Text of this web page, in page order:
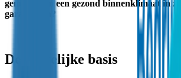
gemaakt om een gezond binnenklimaat in
garanderen?
De wettelijke basis